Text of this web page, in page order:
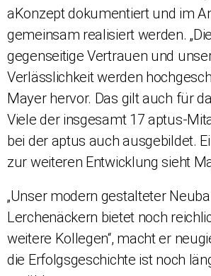
aKonzept dokumentiert und im
gemeinsam realisiert werden.
gegenseitige Vertrauen und
Verlässlichkeit werden
Mayer hervor. Das gilt auch für
Viele der insgesamt 17 aptus-
bei der aptus auch ausgebildet.
zur weiteren Entwicklung sieht
„Unser modern gestalteter
Lerchenäckern bietet noch
weitere Kollegen“, macht er
die Erfolgsgeschichte ist noch